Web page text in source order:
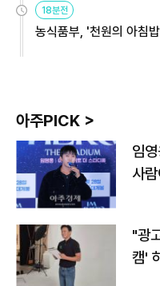
18분전
농식품부, '천원의 아침
아주PICK >
임
사
"광
캠'